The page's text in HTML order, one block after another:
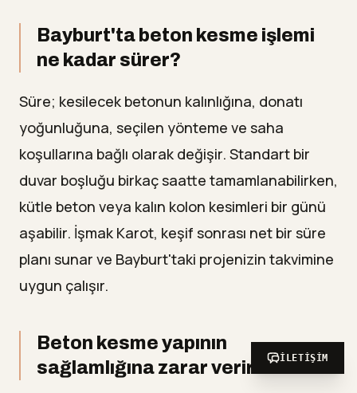
Bayburt'ta beton kesme işlemi
ne kadar sürer?
Süre; kesilecek betonun kalınlığına, donatı
yoğunluğuna, seçilen yönteme ve saha
koşullarına bağlı olarak değişir. Standart bir
duvar boşluğu birkaç saatte tamamlanabilirken,
kütle beton veya kalın kolon kesimleri bir günü
aşabilir. İşmak Karot, keşif sonrası net bir süre
planı sunar ve Bayburt'taki projenizin takvimine
uygun çalışır.
Beton kesme yapının
sağlamlığına zarar verir mi?İLETIŞIM